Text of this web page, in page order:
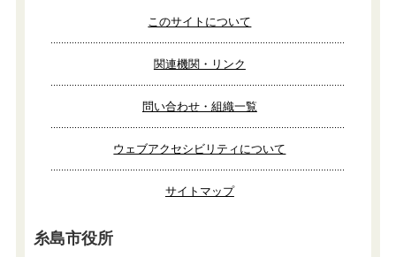
このサイトについて
関連機関・リンク
問い合わせ・組織一覧
ウェブアクセシビリティについて
サイトマップ
糸島市役所